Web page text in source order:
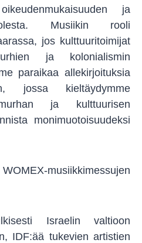
ja
Musiikin rooli
jos kulttuuritoimijat
ja kolonialismin
paraikaa allekirjoituksia
jossa kieltäydymme
ja kulttuurisen
monimuotoisuudeksi
musiikkimessujen
Israelin valtioon
IDF:ää tukevien artistien